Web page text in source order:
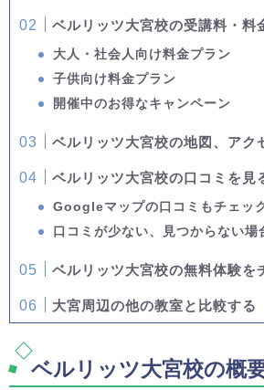
ベルリッツ大宮校の受講料・料
大人・社会人向け料金プラン
子供向け料金プラン
開催中のお得なキャンペーン
ベルリッツ大宮校の地図、アク
ベルリッツ大宮校の口コミを見
Googleマップの口コミもチェッ
口コミが少ない、見つからない場
ベルリッツ大宮校の無料体験を
大宮周辺の他の教室と比較する
ベルリッツ大宮校の概